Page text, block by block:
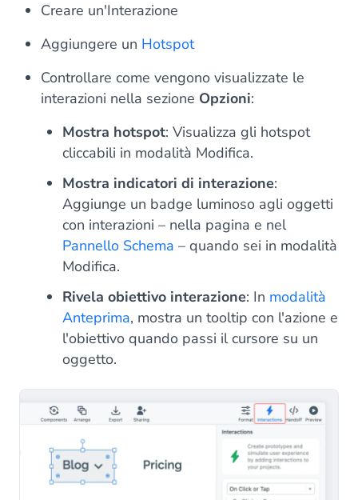
Creare un'Interazione
Aggiungere un Hotspot
Controllare come vengono visualizzate le
interazioni nella sezione Opzioni:
Mostra hotspot: Visualizza gli hotspot
cliccabili in modalità Modifica.
Mostra indicatori di interazione:
Aggiunge un badge luminoso agli oggetti
con interazioni – nella pagina e nel
Pannello Schema – quando sei in modalità
Modifica.
Rivela obiettivo interazione: In modalità
Anteprima, mostra un tooltip con l'azione e
l'obiettivo quando passi il cursore su un
oggetto.